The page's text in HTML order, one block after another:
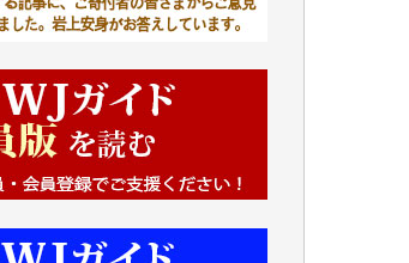
寄付いただいた皆さま、心よ
げます。